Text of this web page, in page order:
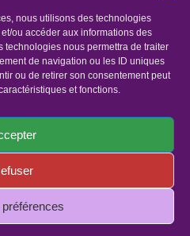
nous utilisons des technologies
ou accéder aux informations des
technologies nous permettra de traiter
de navigation ou les ID uniques
ou de retirer son consentement peut
et fonctions.
offerte
0.00 €
Politique de cookies (UE)